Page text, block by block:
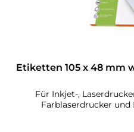
Etiketten 105 x 48 mm
Für Inkjet-,
Farblaserdrucker